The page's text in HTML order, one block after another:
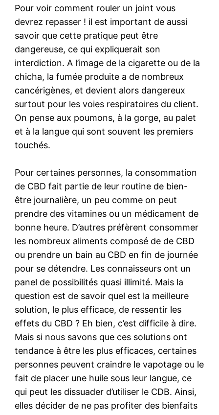
Pour voir comment rouler un joint vous
devrez repasser ! il est important de aussi
savoir que cette pratique peut être
dangereuse, ce qui expliquerait son
interdiction. A l’image de la cigarette ou de la
chicha, la fumée produite a de nombreux
cancérigènes, et devient alors dangereux
surtout pour les voies respiratoires du client.
On pense aux poumons, à la gorge, au palet
et à la langue qui sont souvent les premiers
touchés.
Pour certaines personnes, la consommation
de CBD fait partie de leur routine de bien-
être journalière, un peu comme on peut
prendre des vitamines ou un médicament de
bonne heure. D’autres préfèrent consommer
les nombreux aliments composé de de CBD
ou prendre un bain au CBD en fin de journée
pour se détendre. Les connaisseurs ont un
panel de possibilités quasi illimité. Mais la
question est de savoir quel est la meilleure
solution, le plus efficace, de ressentir les
effets du CBD ? Eh bien, c’est difficile à dire.
Mais si nous savons que ces solutions ont
tendance à être les plus efficaces, certaines
personnes peuvent craindre le vapotage ou le
fait de placer une huile sous leur langue, ce
qui peut les dissuader d’utiliser le CDB. Ainsi,
elles décider de ne pas profiter des bienfaits